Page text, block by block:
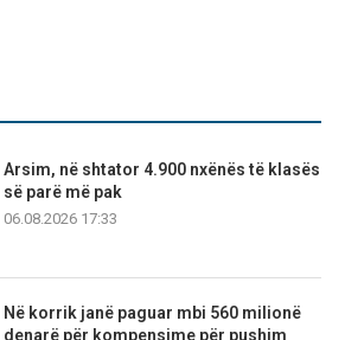
Arsim, në shtator 4.900 nxënës të klasës
së parë më pak
06.08.2026 17:33
Në korrik janë paguar mbi 560 milionë
denarë për kompensime për pushim